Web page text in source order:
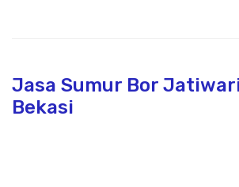
Jasa Sumur Bor
Bekasi